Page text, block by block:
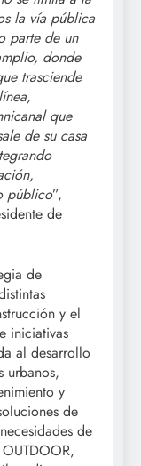
la vía pública
parte de un
donde
trasciende
que
de su casa
público”,
de
de
y el
iniciativas
al desarrollo
urbanos,
y
de
de